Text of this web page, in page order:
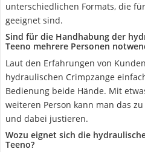
unterschiedlichen Formats, die
geeignet sind.
Sind für die Handhabung der
Teeno mehrere Personen
Laut den Erfahrungen von
hydraulischen Crimpzange
Bedienung beide Hände. Mit
weiteren Person kann man das
und dabei justieren.
Wozu eignet sich die
Teeno?